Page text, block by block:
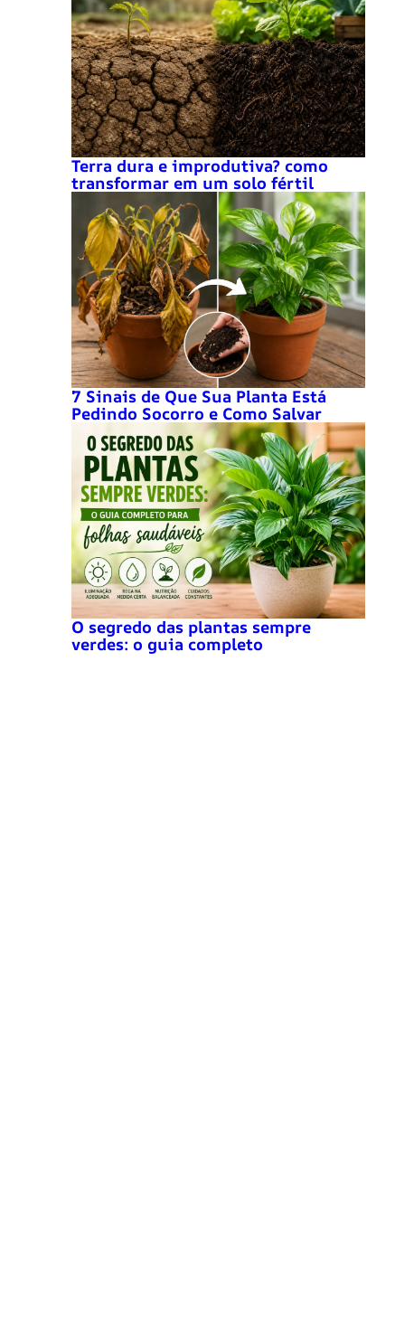
Terra dura e improdutiva? como
transformar em um solo fértil
7 Sinais de Que Sua Planta Está
Pedindo Socorro e Como Salvar
O segredo das plantas sempre
verdes: o guia completo